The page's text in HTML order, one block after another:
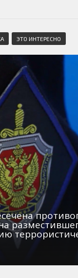
ЭТО ИНТЕРЕСНО